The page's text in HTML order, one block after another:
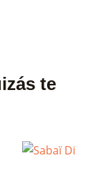
te
en su lista de